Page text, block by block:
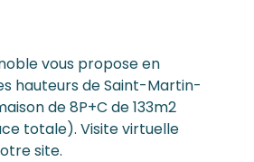
vous propose en
hauteurs de Saint-Martin-
de 8P+C de 133m2
totale). Visite virtuelle
site.